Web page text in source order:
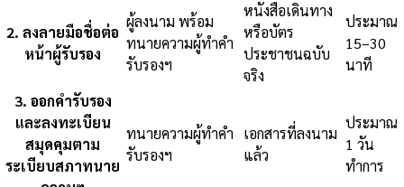
2. ลงลายมือชื่อต่อ
หน้าผู้รับรอง
ผู้ลงนาม พร้อม
ทนายความผู้ทำคำ
รับรองฯ
หนังสือเดินทาง
หรือบัตร
ประชาชนฉบับ
จริง
ประมาณ
15–30
นาที
3. ออกคำรับรอง
และลงทะเบียน
สมุดคุมตาม
ระเบียบสภาทนาย
ทนายความผู้ทำคำ
รับรองฯ
เอกสารที่ลงนาม
แล้ว
ประมาณ
1 วัน
ทำการ